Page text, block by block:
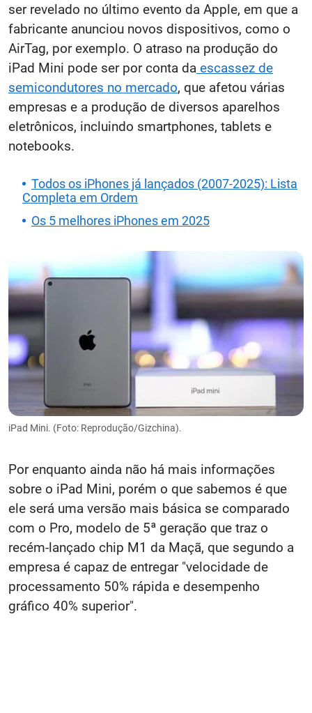
ser revelado no último evento da Apple, em que a
fabricante anunciou novos dispositivos, como o
AirTag, por exemplo. O atraso na produção do
iPad Mini pode ser por conta da escassez de
semicondutores no mercado, que afetou várias
empresas e a produção de diversos aparelhos
eletrônicos, incluindo smartphones, tablets e
notebooks.
Todos os iPhones já lançados (2007-2025): Lista
Completa em Ordem
Os 5 melhores iPhones em 2025
iPad Mini. (Foto: Reprodução/Gizchina).
Por enquanto ainda não há mais informações
sobre o iPad Mini, porém o que sabemos é que
ele será uma versão mais básica se comparado
com o Pro, modelo de 5ª geração que traz o
recém-lançado chip M1 da Maçã, que segundo a
empresa é capaz de entregar "velocidade de
processamento 50% rápida e desempenho
gráfico 40% superior".